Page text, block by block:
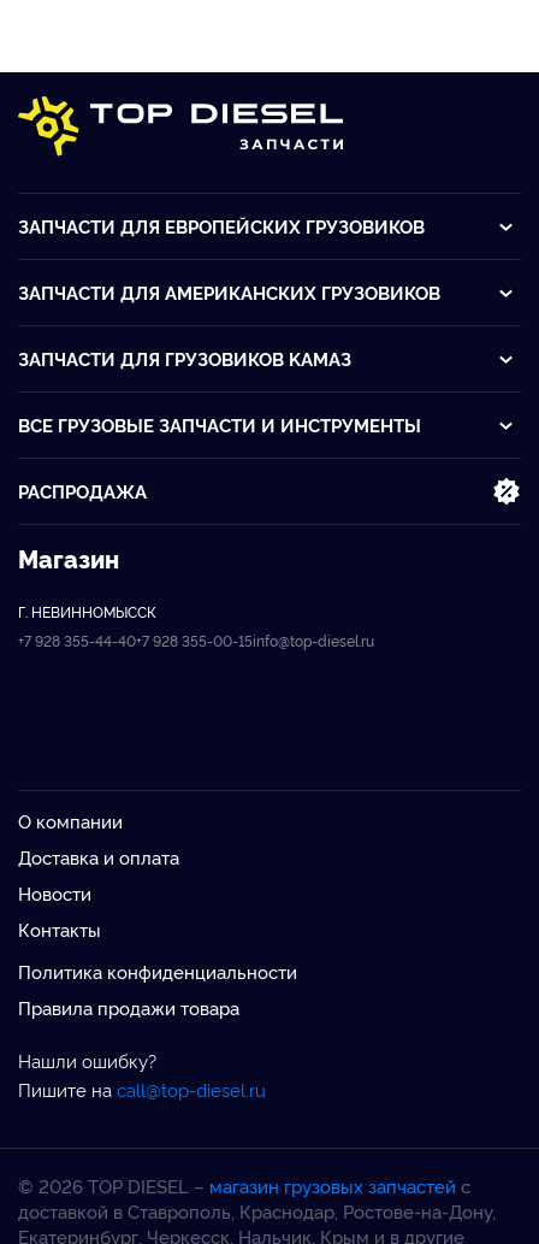
ЗАПЧАСТИ ДЛЯ ЕВРОПЕЙСКИХ ГРУЗОВИКОВ
ЗАПЧАСТИ ДЛЯ АМЕРИКАНСКИХ ГРУЗОВИКОВ
ЗАПЧАСТИ ДЛЯ ГРУЗОВИКОВ KАМАЗ
ВСЕ ГРУЗОВЫЕ ЗАПЧАСТИ И ИНСТРУМЕНТЫ
РАСПРОДАЖА
Магазин
Г. НЕВИННОМЫССК
+7 928 355-44-40+7 928 355-00-15info@top-diesel.ru
О компании
Доставка и оплата
Новости
Контакты
Политика конфиденциальности
Правила продажи товара
Нашли ошибку?
Пишите наcall@top-diesel.ru
© 2026 TOP DIESEL – магазин грузовых запчастей с
доставкой в Ставрополь, Краснодар, Ростове-на-Дону,
Екатеринбург, Черкесск, Нальчик, Крым и в другие